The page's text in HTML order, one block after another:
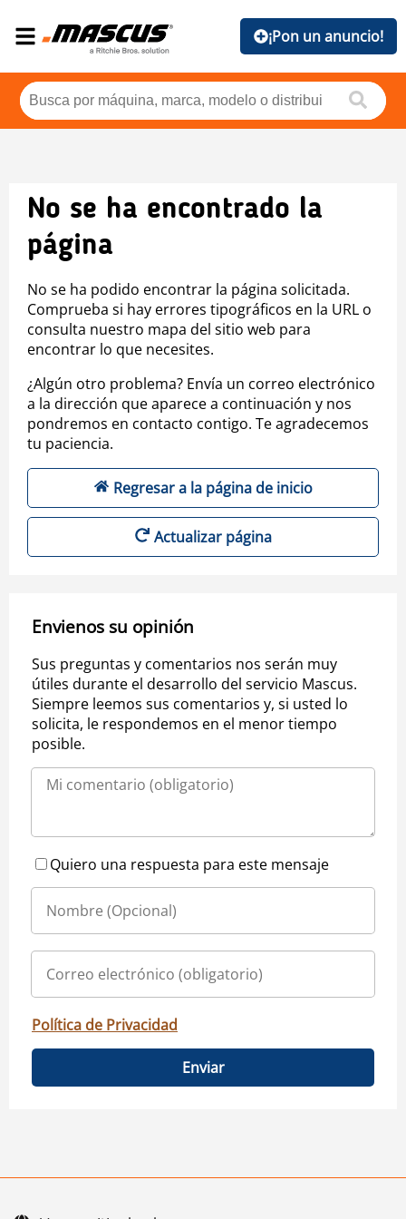
¡Pon un anuncio!
No se ha encontrado la
página
No se ha podido encontrar la página solicitada.
Comprueba si hay errores tipográficos en la URL o
consulta nuestro mapa del sitio web para
encontrar lo que necesites.
¿Algún otro problema? Envía un correo electrónico
a la dirección que aparece a continuación y nos
pondremos en contacto contigo. Te agradecemos
tu paciencia.
Regresar a la página de inicio
Actualizar página
Envienos su opinión
Sus preguntas y comentarios nos serán muy
útiles durante el desarrollo del servicio Mascus.
Siempre leemos sus comentarios y, si usted lo
solicita, le respondemos en el menor tiempo
posible.
Quiero una respuesta para este mensaje
Política de Privacidad
Enviar